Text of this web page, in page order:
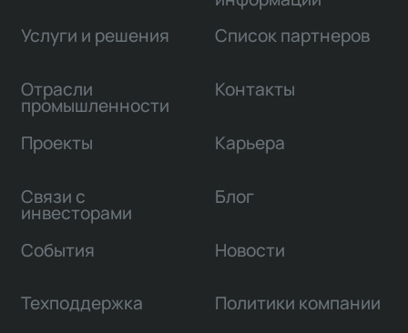
Услуги и решения
Отрасли
промышленности
Проекты
Связи с
инвесторами
Список партнеров
Контакты
Карьера
Блог
События Новости
Техподдержка Политики компании